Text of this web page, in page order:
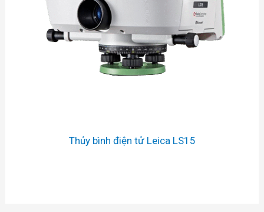
Thủy bình điện tử Leica LS15